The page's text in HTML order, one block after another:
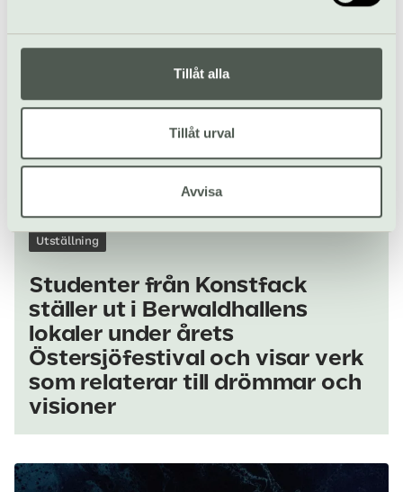
Tillåt alla
Tillåt urval
Avvisa
Utställning
Studenter från Konstfack
ställer ut i Berwaldhallens
lokaler under årets
Östersjöfestival och visar verk
som relaterar till drömmar och
visioner